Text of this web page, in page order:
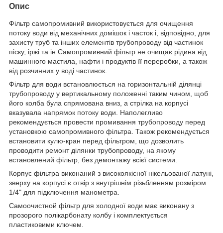
Опис
Фільтр самопромивний використовується для очищення
потоку води від механічних домішок і часток і, відповідно, для
захисту труб та інших елементів трубопроводу від частинок
піску, іржі та ін Самопромивний фільтр не очищає рідина від
машинного мастила, нафти і продуктів її переробки, а також
від розчинних у воді частинок.
Фільтр для води встановлюється на горизонтальній ділянці
трубопроводу у вертикальному положенні таким чином, щоб
його колба була спрямована вниз, а стрілка на корпусі
вказувала напрямок потоку води. Наполегливо
рекомендується провести промивання трубопроводу перед
установкою самопромивного фільтра. Також рекомендується
встановити кулю-кран перед фільтром, що дозволить
проводити ремонт ділянки трубопроводу, на якому
встановлений фільтр, без демонтажу всієї системи.
Корпус фільтра виконаний з високоякісної нікельованої латуні,
зверху на корпусі є отвір з внутрішнім різьбленням розміром
1/4" для підключення манометра.
Самоочистной фільтр для холодної води має виконану з
прозорого полікарбонату колбу і комплектується
пластиковими ключем.